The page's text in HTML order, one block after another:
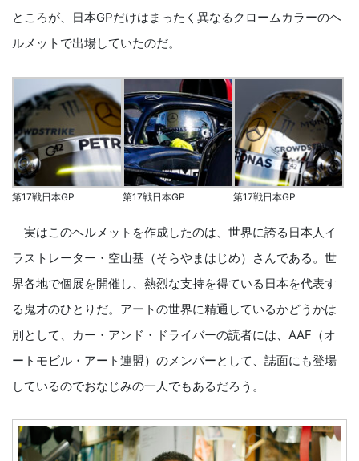
ところが、日本GPだけはまったく異なるクロームカラーのヘ
ルメットで出場していたのだ。
第17戦日本GP 第17戦日本GP 第17戦日本GP
実はこのヘルメットを作成したのは、世界に誇る日本人イ
ラストレーター・空山基（そらやまはじめ）さんである。世
界各地で個展を開催し、熱烈な支持を得ている日本を代表す
る鬼才のひとりだ。アートの世界に精通しているかどうかは
別として、カー・アンド・ドライバーの読者には、AAF（オ
ートモビル・アート連盟）のメンバーとして、誌面にも登場
しているのでおなじみの一人でもあるだろう。